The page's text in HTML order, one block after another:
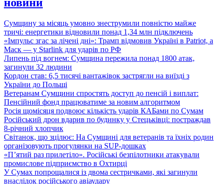
Сумщину за місяць умовно знеструмили повністю майже
тричі: енергетики відновили понад 1,34 млн підключень
«Імпульс згас за лічені дні»: Трамп відмовив Україні в Patriot, а
Маск — у Starlink для ударів по РФ
Липень під вогнем: Сумщина пережила понад 1800 атак,
загинули 32 людини
Кордон став: 6,5 тисячі вантажівок застрягли на виїзді з
України до Польщі
Ветеранам Сумщини спростять доступ до пенсій і виплат:
Пенсійний фонд працюватиме за новим алгоритмом
Росія щомісяця подвоює кількість ударів КАБами по Сумам
Російський дрон вдарив по будинку у Стецьківці: постраждав
8-річний хлопчик
Світанок, що зцілює: На Сумщині для ветеранів та їхніх родин
організовують прогулянки на SUP-дошках
«П’ятий раз прилетіло». Російські безпілотники атакували
промислове підприємство в Охтирці
У Сумах попрощалися із двома сестричками, які загинули
внаслідок російського авіаудару